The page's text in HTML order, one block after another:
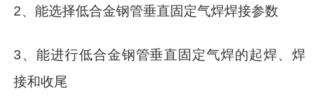
2、能选择低合金钢管垂直固定气焊焊接参数
3、能进行低合金钢管垂直固定气焊的起焊、焊
接和收尾